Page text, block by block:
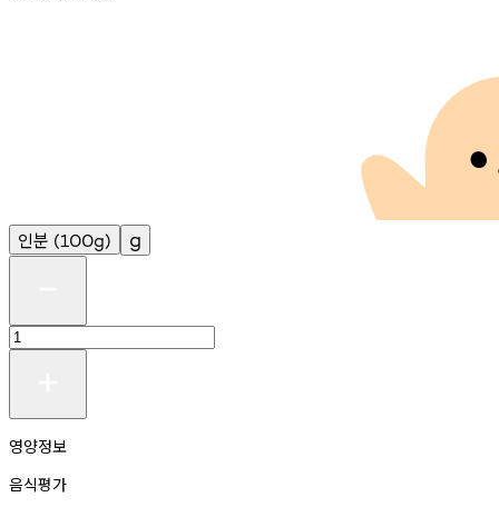
인분 (100g) g
영양정보
음식평가